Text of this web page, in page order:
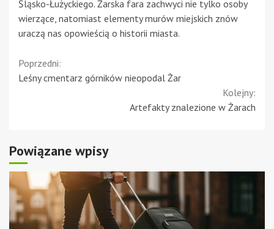
Śląsko-Łużyckiego. Żarska fara zachwyci nie tylko osoby
wierzące, natomiast elementy murów miejskich znów
uraczą nas opowieścią o historii miasta.
Continue
Reading
Poprzedni:
Leśny cmentarz górników nieopodal Żar
Kolejny:
Artefakty znalezione w Żarach
Powiązane wpisy